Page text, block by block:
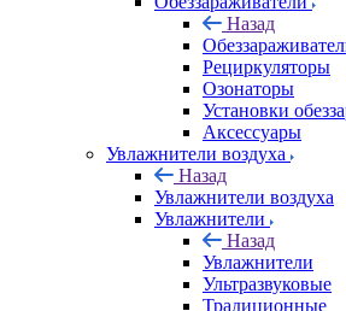
Назад
Рециркуляторы
Озонаторы
Установки
Аксессуары
Увлажнители воздуха
Назад
Увлажнители воздуха
Увлажнители
Назад
Увлажнители
Ультразвуковые
Традиционные